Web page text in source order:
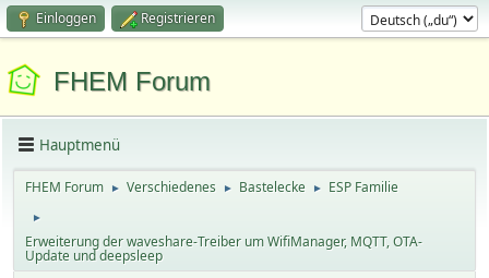
Einloggen Registrieren
FHEM Forum
Hauptmenü
FHEM Forum ► Verschiedenes ► Bastelecke ► ESP Familie
►
Erweiterung der waveshare-Treiber um WifiManager, MQTT, OTA-
Update und deepsleep